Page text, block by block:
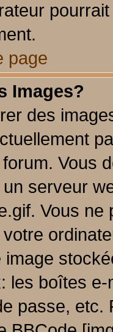
page
Images?
des
Vous
serveur
Vous
image
les boîtes
passe,